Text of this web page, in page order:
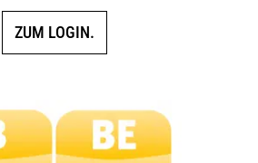
ZUM LOGIN.